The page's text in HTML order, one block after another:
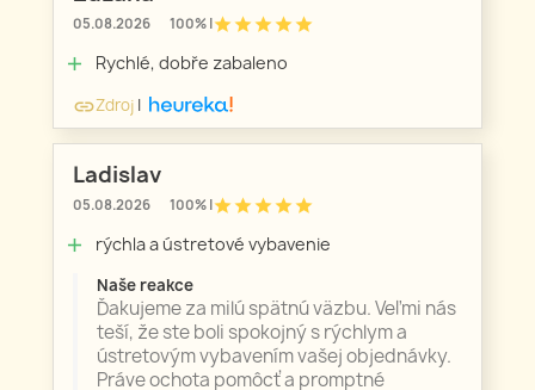
05.08.2026 100% |starstarstarstarstar
add
Rychlé, dobře zabaleno
linkZdroj |
Ladislav
05.08.2026 100% |starstarstarstarstar
add rýchla a ústretové vybavenie
Naše reakce
Ďakujeme za milú spätnú väzbu. Veľmi nás
teší, že ste boli spokojný s rýchlym a
ústretovým vybavením vašej objednávky.
Práve ochota pomôcť a promptné